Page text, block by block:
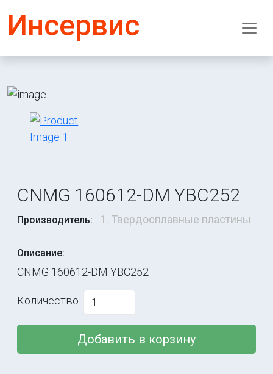
Инсервис
CNMG 160612-DM YBC252
Производитель: 1. Твердосплавные пластины
Описание:
CNMG 160612-DM YBC252
Количество
Добавить в корзину